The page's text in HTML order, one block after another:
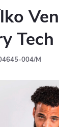
004/M